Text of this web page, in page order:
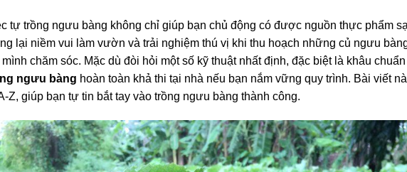
tự trồng ngưu bàng không chỉ giúp bạn chủ động có được nguồn thực phẩm
lại niềm vui làm vườn và trải nghiệm thú vị khi thu hoạch những củ ngưu
mình chăm sóc. Mặc dù đòi hỏi một số kỹ thuật nhất định, đặc biệt là khâu
ngưu bàng hoàn toàn khả thi tại nhà nếu bạn nắm vững quy trình. Bài viết
Z, giúp bạn tự tin bắt tay vào trồng ngưu bàng thành công.